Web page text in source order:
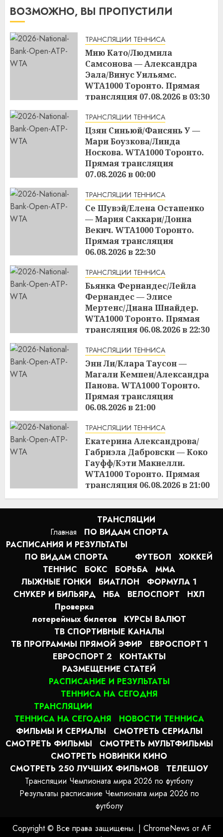
ВОЗМОЖНО, ВЫ ПРОПУСТИЛИ
ТРАНСЛЯЦИИ ТЕННИСА
Мию Като/Людмила
Самсонова — Александра
Эала/Винус Уильямс.
WTA1000 Торонто. Прямая
трансляция 07.08.2026 в 03:30
ТРАНСЛЯЦИИ ТЕННИСА
Цзян Синьюй/Фансянь У —
Мари Боузкова/Линда
Носкова. WTA1000 Торонто.
Прямая трансляция
07.08.2026 в 00:00
ТРАНСЛЯЦИИ ТЕННИСА
Се Шувэй/Елена Остапенко
— Мария Саккари/Донна
Векич. WTA1000 Торонто.
Прямая трансляция
06.08.2026 в 22:30
ТРАНСЛЯЦИИ ТЕННИСА
Бьянка Фернандес/Лейла
Фернандес — Элисе
Мертенс/Диана Шнайдер.
WTA1000 Торонто. Прямая
трансляция 06.08.2026 в 22:30
ТРАНСЛЯЦИИ ТЕННИСА
Энн Ли/Клара Таусон —
Магали Кемпен/Александра
Панова. WTA1000 Торонто.
Прямая трансляция
06.08.2026 в 21:00
ТРАНСЛЯЦИИ ТЕННИСА
Екатерина Александрова/
Габриэла Дабровски — Коко
Гауфф/Кэти Макнелли.
WTA1000 Торонто. Прямая
трансляция 06.08.2026 в 21:00
16:53 06.08.2026
Главная
ТРАНСЛЯЦИИ
ПО ВИДАМ СПОРТA
РАСПИСАНИЯ И РЕЗУЛЬТАТЫ
ПО ВИДАМ СПОРТА
ФУТБОЛ
ХОККЕЙ
ТЕННИС
БОКС БОРЬБА
MMA
ЛЫЖНЫЕ ГОНКИ
БИАТЛОН
ФОРМУЛА 1
СНУКЕР И БИЛЬЯРД
НБА ВЕЛОСПОРТ
НХЛ
Проверка
лотерейных билетов
КУРСЫ ВАЛЮТ
ТВ СПОРТИВНЫЕ КАНАЛЫ
ТВ ПРОГРАММЫ ПРЯМОЙ ЭФИР
ЕВРОСПОРТ 1
ЕВРОСПОРТ 2
КОНТАКТЫ
РАЗМЕЩЕНИЕ СТАТЕЙ
РАСПИСАНИЕ И РЕЗУЛЬТАТЫ
ТЕННИСА НА СЕГОДНЯ
ТРАНСЛЯЦИИ
ТЕННИСА НА СЕГОДНЯ
НОВОСТИ ТЕННИСА
ФИЛЬМЫ И СЕРИАЛЫ
СМОТРЕТЬ СЕРИАЛЫ
СМОТРЕТЬ ФИЛЬМЫ
СМОТРЕТЬ МУЛЬТФИЛЬМЫ
СМОТРЕТЬ НОВИНКИ КИНО
СМОТРЕТЬ 250 ЛУЧШИХ ФИЛЬМОВ
ТЕЛЕШОУ
Трансляции Чемпионата мира 2026 по футболу
Результаты расписание Чемпионата мира 2026 по
футболу
Copyright © Все права защищены. | ChromeNews от AF